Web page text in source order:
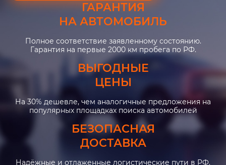
ГАРАНТИЯ
НА АВТОМОБИЛЬ
Полное соответствие заявленному состоянию.
Гарантия на первые 2000 км пробега по РФ.
ВЫГОДНЫЕ
ЦЕНЫ
На 30% дешевле, чем аналогичные предложения на
популярных площадках поиска автомобилей
БЕЗОПАСНАЯ
ДОСТАВКА
Надёжные и отлаженные логистические пути в РФ.